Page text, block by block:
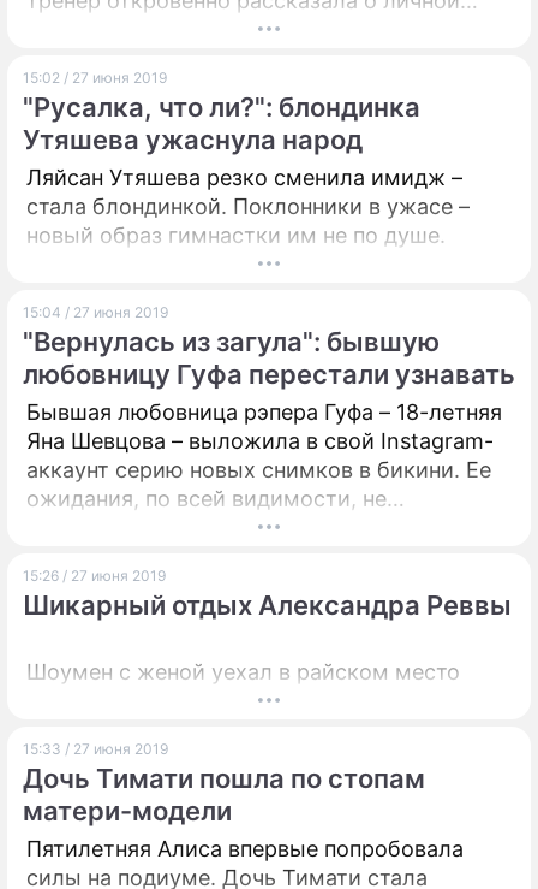
15:02 / 27 июня 2019
"Русалка, что ли?": блондинка
Утяшева ужаснула народ
Ляйсан Утяшева резко сменила имидж –
стала блондинкой. Поклонники в ужасе –
новый образ гимнастки им не по душе.
15:04 / 27 июня 2019
"Вернулась из загула": бывшую
любовницу Гуфа перестали узнавать
Бывшая любовница рэпера Гуфа – 18-летняя
Яна Шевцова – выложила в свой Instagram-
аккаунт серию новых снимков в бикини. Ее
ожидания, по всей видимости, не
оправдались: вместо хвалебных
критики.
15:26 / 27 июня 2019
Шикарный отдых Александра Реввы
Шоумен с женой уехал в райском место
15:33 / 27 июня 2019
Дочь Тимати пошла по стопам
матери-модели
Пятилетняя Алиса впервые попробовала
силы на подиуме. Дочь Тимати стала